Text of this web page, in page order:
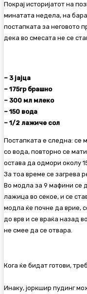
Покрај историјатот на
минатата недела, на
постапката за неговото
дека во смесата не се
– 3 јајца
– 175гр брашно
– 300 мл млеко
– 150 вода
– 1/2 лажиче сол
Постапката е следна: се
со вода, повторно се
остава да одмори околу
За тоа време се загрева
Во модла за 9 мафини се
лажица во секое, и се
модла ќе почне да врие,
до врв и се враќа назад
не смее да се отвара.
Кога ќе бидат готови,
Инаку, јоркшир пудинг